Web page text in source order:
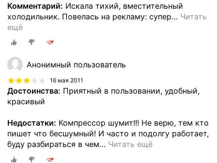
Комментарий: Искала тихий, вместительный
холодильник. Повелась на рекламу: супер… Читать
ещё
Анонимный пользователь
16 мая 2011
Достоинства: Приятный в пользовании, удобный,
красивый
Недостатки: Компрессор шумит!!! Не верю, тем кто
пишет что бесшумный! И часто и подолгу работает,
буду разбираться в чем… Читать ещё